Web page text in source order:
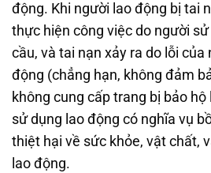
động. Khi người lao động bị tai
thực hiện công việc do người
cầu, và tai nạn xảy ra do lỗi
động (chẳng hạn, không đảm
không cung cấp trang bị bảo
sử dụng lao động có nghĩa vụ
thiệt hại về sức khỏe, vật chất,
lao động.